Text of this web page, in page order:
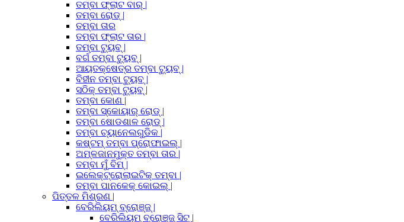
ତମ୍ବା ଫ୍ଲାଟ ବାର୍ |
ତମ୍ବା ରୋଡ୍ |
ତମ୍ବା ତାର
ତମ୍ବା ଫ୍ଲାଟ ତାର |
ତମ୍ବା ଟ୍ୟୁବ୍ |
ବର୍ଗ ତମ୍ବା ଟ୍ୟୁବ୍ |
ଆୟତକ୍ଷେତ୍ର ତମ୍ବା ଟ୍ୟୁବ୍ |
ବିହୀନ ତମ୍ବା ଟ୍ୟୁବ୍ |
ସଠିକ୍ ତମ୍ବା ଟ୍ୟୁବ୍ |
ତମ୍ବା କୋଣ |
ତମ୍ବା ସ୍କୋୟାର୍ ରୋଡ୍ |
ତମ୍ବା ଷୋଡଶାଳ ରୋଡ୍ |
ତମ୍ବା ଚ୍ୟାନେଲଗୁଡିକ |
କଷ୍ଟମ୍ ତମ୍ବା ପ୍ରୋଫାଇଲ୍ |
ଅମ୍ଳଜାନମୁକ୍ତ ତମ୍ବା ତାର |
ତମ୍ବା ମୁଁ ବିମ୍ |
ଇଲେକ୍ଟ୍ରୋଲାଇଟିକ୍ ତମ୍ବା |
ତମ୍ବା ପାନକେକ୍ କୋଇଲ୍ |
ପିତ୍ତଳ ମିଶ୍ରଣ |
ବେରିଲିୟମ୍ ବ୍ରୋଞ୍ଜ୍ |
ବେରିଲିୟମ୍ ବ୍ରୋଞ୍ଜ୍ ସିଟ୍ |